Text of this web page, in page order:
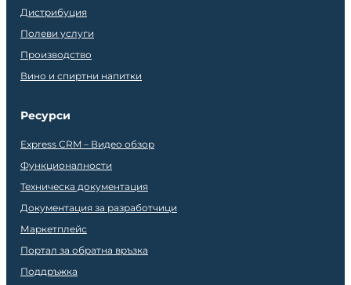
Дистрибуция
Полеви услуги
Производство
Вино и спиртни напитки
Ресурси
Express CRM – Видео обзор
Функционалности
Техническа документация
Документация за разработчици
Маркетплейс
Портал за обратна връзка
Поддръжка